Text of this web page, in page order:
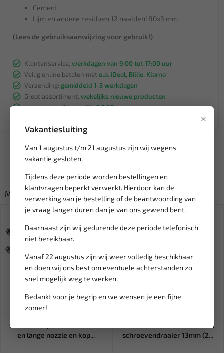
×
Vakantiesluiting
Van 1 augustus t/m 21 augustus zijn wij wegens
vakantie gesloten.
Tijdens deze periode worden bestellingen en
klantvragen beperkt verwerkt. Hierdoor kan de
verwerking van je bestelling of de beantwoording van
je vraag langer duren dan je van ons gewend bent.
Daarnaast zijn wij gedurende deze periode telefonisch
niet bereikbaar.
Vanaf 22 augustus zijn wij weer volledig beschikbaar
en doen wij ons best om eventuele achterstanden zo
snel mogelijk weg te werken.
Bedankt voor je begrip en we wensen je een fijne
zomer!
Cement
Lijm en andere residuen 12 naalden180x3 mm
(Lees de gebruiksaanwijzing voor gebruik!)
Klantenservice, werkdagen van 9:00 tot 17:00 uur
Veilig online betalen met o.a. iDeal, Billie, Klarna
Verzending: gemiddeld 1-3 werkdagen
Groot assortiment, wekelijks nieuwe producten
Lage verzendkosten NL€ 6,95
Misschien ook interessant:
Leverbaar
GEKO Blaaspistool met korte
en lange nozzle en kop...
SALE!
RODAC Accu boormachine en
schroevendraaier 13mm (2...